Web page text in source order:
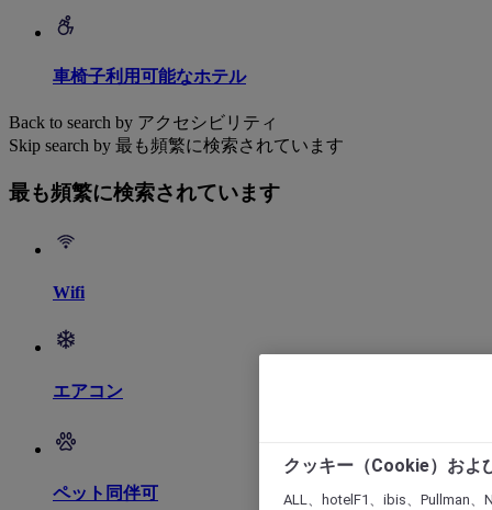
車椅子利用可能なホテル
Back to search by アクセシビリティ
Skip search by 最も頻繁に検索されています
最も頻繁に検索されています
Wifi
エアコン
ペット同伴可
クッキー（Cookie）およ
ALL、hotelF1、ibis、Pullman